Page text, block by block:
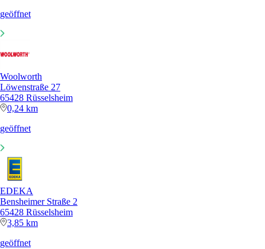
geöffnet
Woolworth
Löwenstraße 27
65428 Rüsselsheim
0,24 km
geöffnet
EDEKA
Bensheimer Straße 2
65428 Rüsselsheim
3,85 km
geöffnet